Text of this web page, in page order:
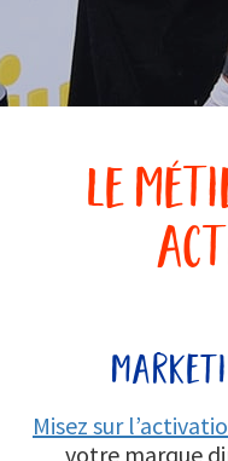
le
Misez sur
votre marque